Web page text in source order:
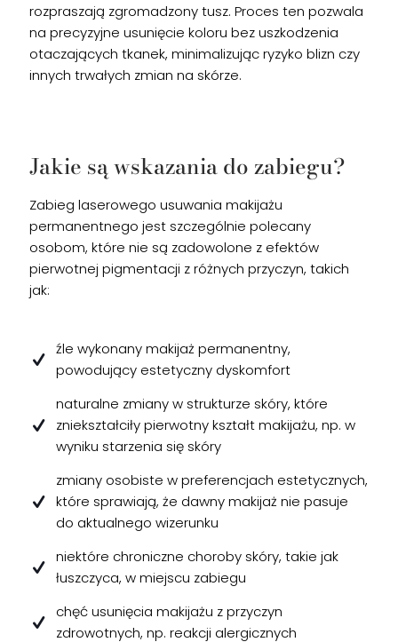
rozpraszają zgromadzony tusz. Proces ten pozwala
na precyzyjne usunięcie koloru bez uszkodzenia
otaczających tkanek, minimalizując ryzyko blizn czy
innych trwałych zmian na skórze.
Jakie są wskazania do zabiegu?
Zabieg laserowego usuwania makijażu
permanentnego jest szczególnie polecany
osobom, które nie są zadowolone z efektów
pierwotnej pigmentacji z różnych przyczyn, takich
jak:
źle wykonany makijaż permanentny,
powodujący estetyczny dyskomfort
naturalne zmiany w strukturze skóry, które
zniekształciły pierwotny kształt makijażu, np. w
wyniku starzenia się skóry
zmiany osobiste w preferencjach estetycznych,
które sprawiają, że dawny makijaż nie pasuje
do aktualnego wizerunku
niektóre chroniczne choroby skóry, takie jak
łuszczyca, w miejscu zabiegu
chęć usunięcia makijażu z przyczyn
zdrowotnych, np. reakcji alergicznych